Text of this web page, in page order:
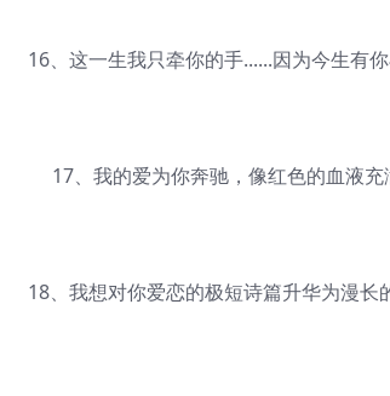
16、这一生我只牵你的手......因为今生有你
17、我的爱为你奔驰，像红色的血液充
18、我想对你爱恋的极短诗篇升华为漫长的